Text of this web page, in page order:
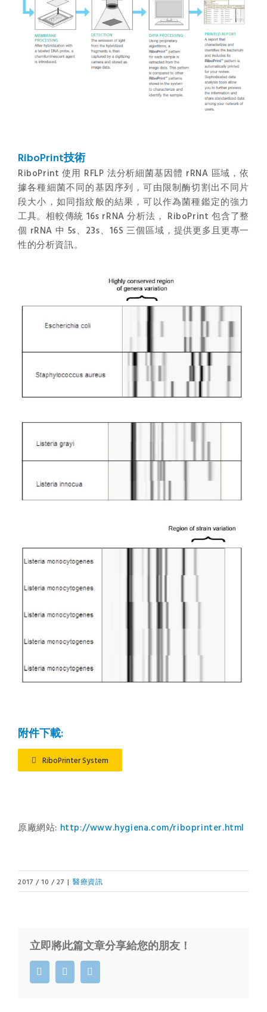
RiboPrint技術
RiboPrint 使用 RFLP 法分析細菌基因體 rRNA 區域，依
據各種細菌不同的基因序列，可由限制酶切割出不同片
段大小，如同指紋般的結果，可以作為菌種鑑定的強力
工具。相較傳統 16s rRNA 分析法， RiboPrint 包含了整
個 rRNA 中 5s、23s、16S 三個區域，提供更多且更專一
性的分析資訊。
附件下載:
RiboPrinter System
原廠網站: http://www.hygiena.com/riboprinter.html
2017 / 10 / 27 | 醫療資訊
立即將此篇文章分享給您的朋友！
FacebookTwitter